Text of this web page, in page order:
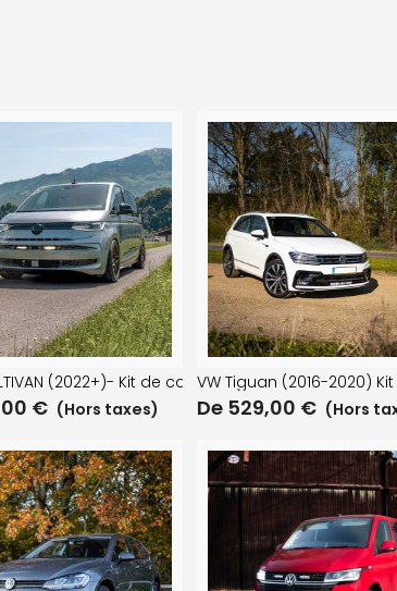
sur calandre
(2022+)- Kit de calandre
€ (Hors taxes)
VW Tiguan (2016-2020)
De 529,00 € (Hors